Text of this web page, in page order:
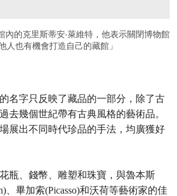
內的克里斯蒂安‧萊維特，他表示關閉博物館
人也有機會打造自己的藏館」
名字只反映了藏品的一部分，除了古
去幾個世紀帶有古典風格的藝術品。
展出不同時代珍品的手法，均廣獲好
瓶、錢幣、雕塑和珠寶，與魯本斯
、畢加索(Picasso)和沃荷等藝術家的佳